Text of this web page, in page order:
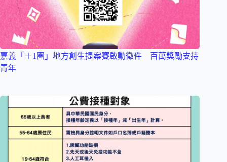
嘉義「＋1圈」地方創生提案賽啟動徵件 百萬獎勵支持
青年